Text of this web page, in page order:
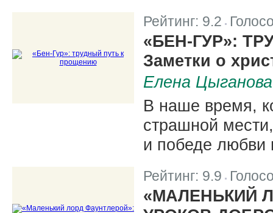
Рейтинг: 9.2 |
«БЕН-ГУР»:
Заметки о
Елена Цыганова
В наше время,
страшной
и победе любви
Рейтинг: 9.9 |
«МАЛЕНЬКИЙ